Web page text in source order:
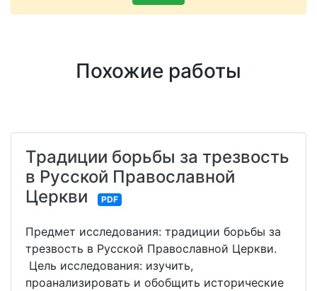
Похожие работы
Традиции борьбы за трезвость
в Русской Православной
Церкви
PDF
Предмет исследования: традиции борьбы за
трезвость в Русской Православной Церкви.
Цель исследования: изучить,
проанализировать и обобщить исторические